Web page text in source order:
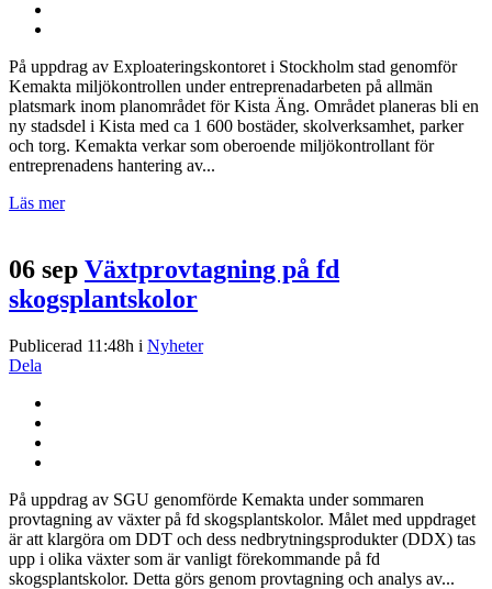
På uppdrag av Exploateringskontoret i Stockholm stad genomför
Kemakta miljökontrollen under entreprenadarbeten på allmän
platsmark inom planområdet för Kista Äng. Området planeras bli en
ny stadsdel i Kista med ca 1 600 bostäder, skolverksamhet, parker
och torg. Kemakta verkar som oberoende miljökontrollant för
entreprenadens hantering av...
Läs mer
06 sep Växtprovtagning på fd
skogsplantskolor
Publicerad 11:48h i Nyheter
Dela
På uppdrag av SGU genomförde Kemakta under sommaren
provtagning av växter på fd skogsplantskolor. Målet med uppdraget
är att klargöra om DDT och dess nedbrytningsprodukter (DDX) tas
upp i olika växter som är vanligt förekommande på fd
skogsplantskolor. Detta görs genom provtagning och analys av...